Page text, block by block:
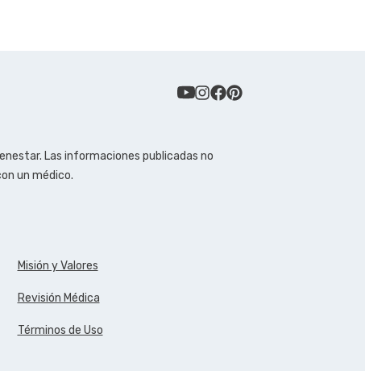
Las informaciones publicadas no
un médico.
Misión y Valores
Revisión Médica
Términos de Uso